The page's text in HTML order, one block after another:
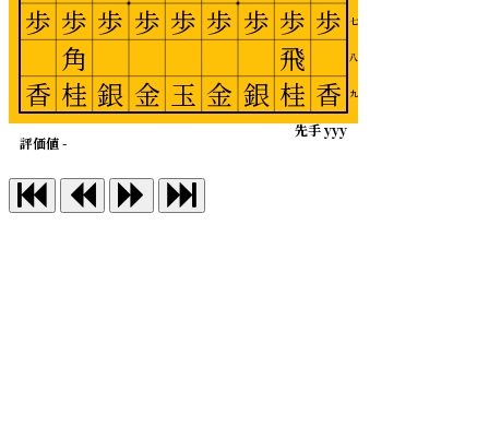
七
八
九
先手 yyy
評価値 -
歩
香
歩
飛
桂
歩
銀
歩
金
歩
玉
歩
金
歩
銀
歩
角
桂
歩
香